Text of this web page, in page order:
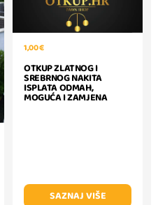
1,00 €
OTKUP ZLATNOG I
SREBRNOG NAKITA
ISPLATA ODMAH,
MOGUĆA I ZAMJENA
SAZNAJ VIŠE